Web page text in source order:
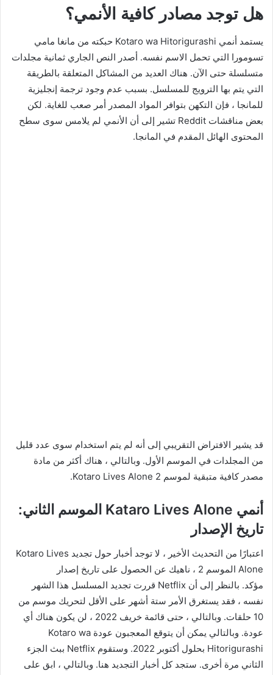
هل توجد مصادر كافية الأنمي؟
يستمد أنمي Kotaro wa Hitorigurashi حبكته من مانغا مامي
تسومورا التي تحمل الاسم نفسه. أصدر النص الجاري ثمانية مجلدات
متسلسلة حتى الآن. هناك العديد من المشاكل المتعلقة بالطريقة
التي يتم بها الترويج للمسلسل. بسبب عدم وجود ترجمة إنجليزية
للمانجا ، فإن التكهن بتوافر المواد المصدر أمر صعب للغاية. لكن
بعض مناقشات Reddit تشير إلى أن الأنمي لم يلامس سوى سطح
المحتوى الهائل المقدم في المانجا.
قد يشير الافتراض التقريبي إلى أنه لم يتم استخدام سوى عدد قليل
من المجلدات في الموسم الأول. وبالتالي ، هناك أكثر من مادة
مصدر كافية متبقية لموسم Kotaro Lives Alone 2.
أنمي Kataro Lives Alone الموسم الثاني:
تاريخ الإصدار
اعتبارًا من التحديث الأخير ، لا توجد أخبار حول تجديد Kotaro Lives
Alone الموسم 2 ، ناهيك عن الحصول على تاريخ إصدار
مؤكد. بالنظر إلى أن Netflix قررت تجديد المسلسل هذا الشهر
نفسه ، فقد يستغرق الأمر ستة أشهر على الأقل لتحريك موسم من
10 حلقات. وبالتالي ، حتى قائمة خريف 2022 ، لن يكون هناك أي
عودة. وبالتالي يمكن أن يتوقع المعجبون عودة Kotaro wa
Hitorigurashi بحلول أكتوبر 2022. وستقوم Netflix ببث الجزء
الثاني مرة أخرى. ستجد كل أخبار التجديد هنا. وبالتالي ، ابق على